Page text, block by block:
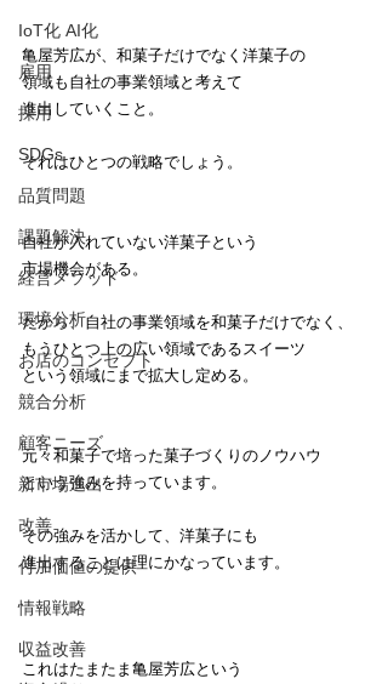
IoT化 AI化
雇用
採用
SDGs
品質問題
課題解決
経営メソッド
環境分析
お店のコンセプト
競合分析
顧客ニーズ
新市場進出
改善
付加価値の提供
情報戦略
収益改善
亀屋芳広が、和菓子だけでなく洋菓子の
領域も自社の事業領域と考えて
進出していくこと。
それはひとつの戦略でしょう。
自社が入れていない洋菓子という
市場機会がある。
だから、自社の事業領域を和菓子だけでなく、
もうひとつ上の広い領域であるスイーツ
という領域にまで拡大し定める。
元々和菓子で培った菓子づくりのノウハウ
という強みを持っています。
その強みを活かして、洋菓子にも
進出することは理にかなっています。
これはたまたま亀屋芳広という